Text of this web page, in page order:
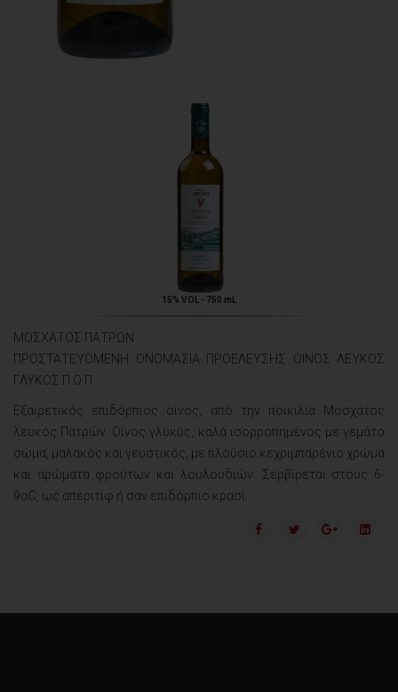
15% VOL - 750 mL
ΜΟΣΧΑΤΟΣ ΠΑΤΡΩΝ
ΠΡΟΣΤΑΤΕΥΟΜΕΝΗ ΟΝΟΜΑΣΙΑ ΠΡΟΕΛΕΥΣΗΣ ΟΙΝΟΣ ΛΕΥΚΟΣ
ΓΛΥΚΟΣ Π.Ο.Π.
Εξαιρετικός επιδόρπιος οίνος, από την ποικιλία Μοσχάτος
λευκός Πατρών. Οίνος γλυκύς, καλά ισορροπημένος με γεμάτο
σώμα, μαλακός και γευστικός, με πλούσιο κεχριμπαρένιο χρώμα
και αρώματα φρούτων και λουλουδιών. Σερβίρεται στους 6-
9οC, ως απεριτίφ ή σαν επιδόρπιο κρασί.